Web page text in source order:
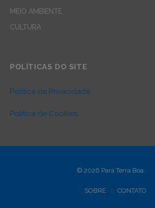
MEIO AMBIENTE
CULTURA
POLÍTICAS DO SITE
Política de Privacidade
Política de Cookies
© 2026 Pará Terra Boa.
SOBRE CONTATO